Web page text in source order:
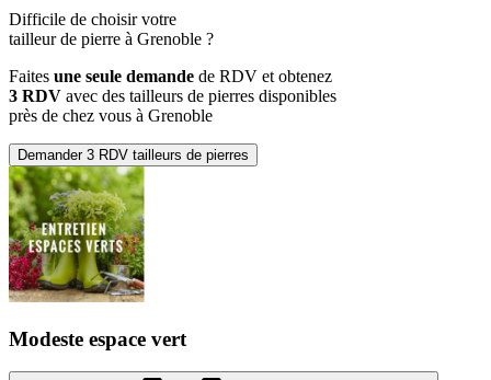
Difficile de choisir votre
tailleur de pierre à Grenoble ?
Faites une seule demande de RDV et obtenez
3 RDV avec des tailleurs de pierres disponibles
près de chez vous à Grenoble
Demander 3 RDV tailleurs de pierres
Modeste espace vert